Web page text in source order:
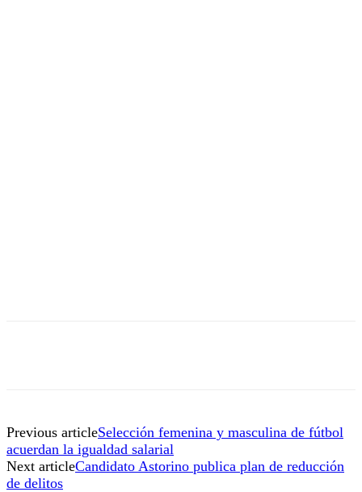
Previous articleSelección femenina y masculina de fútbol
acuerdan la igualdad salarial
Next articleCandidato Astorino publica plan de reducción
de delitos